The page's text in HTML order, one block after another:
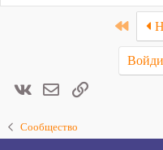
и
First
ВконтактеЭлектронная
Ссылка
Сообщество